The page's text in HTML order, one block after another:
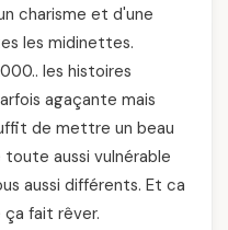
charisme et d'une
les midinettes.
les histoires
agaçante mais
de mettre un beau
aussi vulnérable
aussi différents. Et ca
fait rêver.